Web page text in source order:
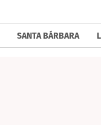
SANTA BÁRBARA